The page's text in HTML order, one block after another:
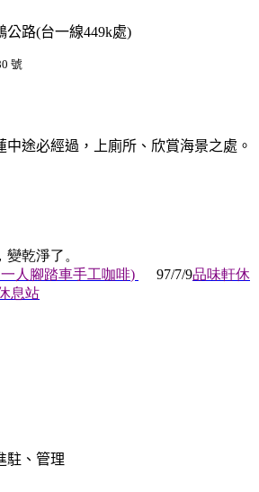
公路(台一線449k處)
號
中途必經過，上廁所、欣賞海景之處。
乾淨了。
一人腳踏車手工咖啡) 97/7/9品味軒休
息站
駐 、管理